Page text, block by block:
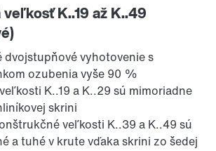
K..19 až K..49
dvojstupňové vyhotovenie s
ozubenia vyše 90 %
K..19 a K..29 sú mimoriadne
skrini
veľkosti K..39 a K..49 sú
a tuhé v krute vďaka skrini zo šedej